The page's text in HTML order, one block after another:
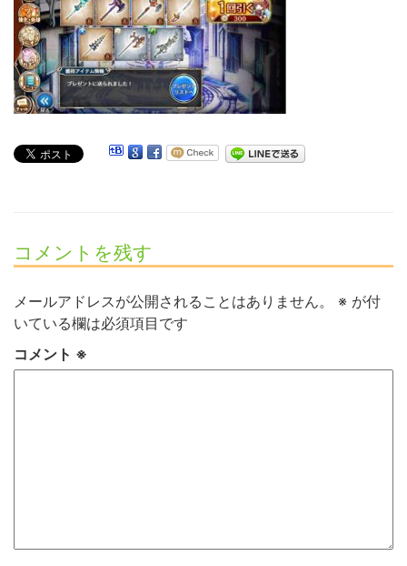
コメントを残す
メールアドレスが公開されることはありません。 ※ が付
いている欄は必須項目です
コメント ※